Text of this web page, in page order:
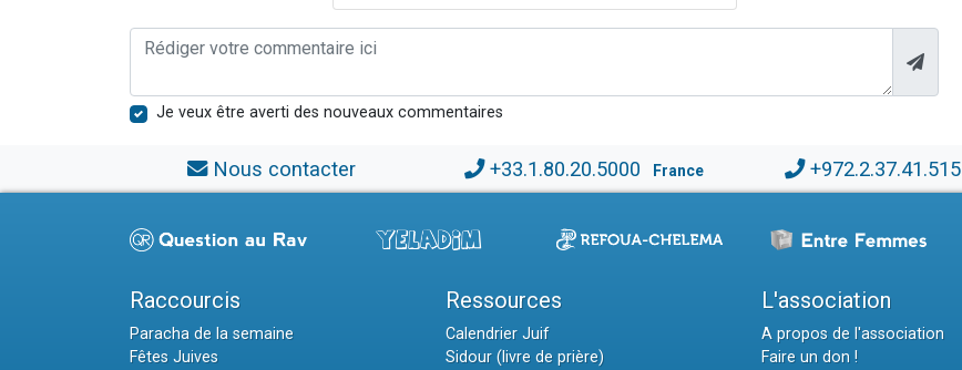
Je veux être averti des nouveaux commentaires
Nous contacter +33.1.80.20.5000 France +972.2.37.41.515
Raccourcis
Paracha de la semaine
Fêtes Juives
Ressources
Calendrier Juif
Sidour (livre de prière)
L'association
A propos de l'association
Faire un don !